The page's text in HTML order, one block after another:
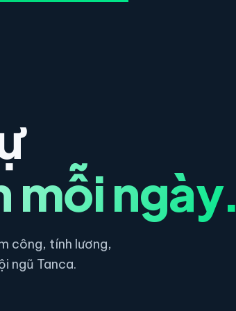
mỗi ngày.
công, tính lương,
ngũ Tanca.